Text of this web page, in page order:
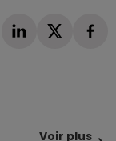
Voir plus